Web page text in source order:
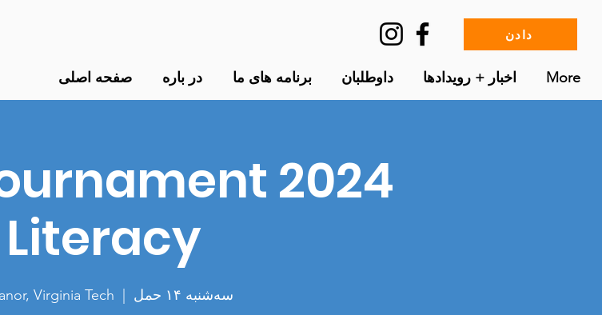
دادن
صفحه اصلی در باره برنامه های ما داوطلبان اخبار + رویدادها More
Tournament
سه‌شنبه ۱۴ حمل Virginia Tech